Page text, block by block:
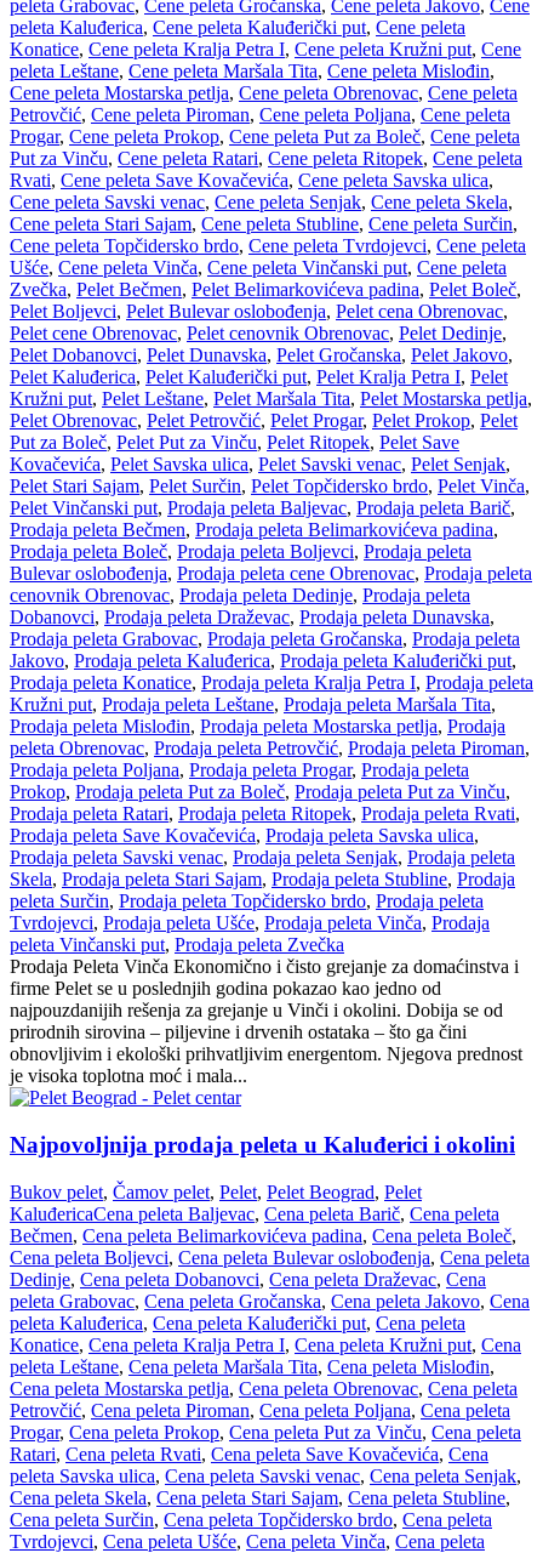
peleta Grabovac, Cene peleta Gročanska, Cene peleta Jakovo, Cene
peleta Kaluđerica, Cene peleta Kaluđerički put, Cene peleta
Konatice, Cene peleta Kralja Petra I, Cene peleta Kružni put, Cene
peleta Leštane, Cene peleta Maršala Tita, Cene peleta Mislođin,
Cene peleta Mostarska petlja, Cene peleta Obrenovac, Cene peleta
Petrovčić, Cene peleta Piroman, Cene peleta Poljana, Cene peleta
Progar, Cene peleta Prokop, Cene peleta Put za Boleč, Cene peleta
Put za Vinču, Cene peleta Ratari, Cene peleta Ritopek, Cene peleta
Rvati, Cene peleta Save Kovačevića, Cene peleta Savska ulica,
Cene peleta Savski venac, Cene peleta Senjak, Cene peleta Skela,
Cene peleta Stari Sajam, Cene peleta Stubline, Cene peleta Surčin,
Cene peleta Topčidersko brdo, Cene peleta Tvrdojevci, Cene peleta
Ušće, Cene peleta Vinča, Cene peleta Vinčanski put, Cene peleta
Zvečka, Pelet Bečmen, Pelet Belimarkovićeva padina, Pelet Boleč,
Pelet Boljevci, Pelet Bulevar oslobođenja, Pelet cena Obrenovac,
Pelet cene Obrenovac, Pelet cenovnik Obrenovac, Pelet Dedinje,
Pelet Dobanovci, Pelet Dunavska, Pelet Gročanska, Pelet Jakovo,
Pelet Kaluđerica, Pelet Kaluđerički put, Pelet Kralja Petra I, Pelet
Kružni put, Pelet Leštane, Pelet Maršala Tita, Pelet Mostarska petlja,
Pelet Obrenovac, Pelet Petrovčić, Pelet Progar, Pelet Prokop, Pelet
Put za Boleč, Pelet Put za Vinču, Pelet Ritopek, Pelet Save
Kovačevića, Pelet Savska ulica, Pelet Savski venac, Pelet Senjak,
Pelet Stari Sajam, Pelet Surčin, Pelet Topčidersko brdo, Pelet Vinča,
Pelet Vinčanski put, Prodaja peleta Baljevac, Prodaja peleta Barič,
Prodaja peleta Bečmen, Prodaja peleta Belimarkovićeva padina,
Prodaja peleta Boleč, Prodaja peleta Boljevci, Prodaja peleta
Bulevar oslobođenja, Prodaja peleta cene Obrenovac, Prodaja peleta
cenovnik Obrenovac, Prodaja peleta Dedinje, Prodaja peleta
Dobanovci, Prodaja peleta Draževac, Prodaja peleta Dunavska,
Prodaja peleta Grabovac, Prodaja peleta Gročanska, Prodaja peleta
Jakovo, Prodaja peleta Kaluđerica, Prodaja peleta Kaluđerički put,
Prodaja peleta Konatice, Prodaja peleta Kralja Petra I, Prodaja peleta
Kružni put, Prodaja peleta Leštane, Prodaja peleta Maršala Tita,
Prodaja peleta Mislođin, Prodaja peleta Mostarska petlja, Prodaja
peleta Obrenovac, Prodaja peleta Petrovčić, Prodaja peleta Piroman,
Prodaja peleta Poljana, Prodaja peleta Progar, Prodaja peleta
Prokop, Prodaja peleta Put za Boleč, Prodaja peleta Put za Vinču,
Prodaja peleta Ratari, Prodaja peleta Ritopek, Prodaja peleta Rvati,
Prodaja peleta Save Kovačevića, Prodaja peleta Savska ulica,
Prodaja peleta Savski venac, Prodaja peleta Senjak, Prodaja peleta
Skela, Prodaja peleta Stari Sajam, Prodaja peleta Stubline, Prodaja
peleta Surčin, Prodaja peleta Topčidersko brdo, Prodaja peleta
Tvrdojevci, Prodaja peleta Ušće, Prodaja peleta Vinča, Prodaja
peleta Vinčanski put, Prodaja peleta Zvečka
Prodaja Peleta Vinča Ekonomično i čisto grejanje za domaćinstva i
firme Pelet se u poslednjih godina pokazao kao jedno od
najpouzdanijih rešenja za grejanje u Vinči i okolini. Dobija se od
prirodnih sirovina – piljevine i drvenih ostataka – što ga čini
obnovljivim i ekološki prihvatljivim energentom. Njegova prednost
je visoka toplotna moć i mala...
Najpovoljnija prodaja peleta u Kaluđerici i okolini
Bukov pelet, Čamov pelet, Pelet, Pelet Beograd, Pelet
KaluđericaCena peleta Baljevac, Cena peleta Barič, Cena peleta
Bečmen, Cena peleta Belimarkovićeva padina, Cena peleta Boleč,
Cena peleta Boljevci, Cena peleta Bulevar oslobođenja, Cena peleta
Dedinje, Cena peleta Dobanovci, Cena peleta Draževac, Cena
peleta Grabovac, Cena peleta Gročanska, Cena peleta Jakovo, Cena
peleta Kaluđerica, Cena peleta Kaluđerički put, Cena peleta
Konatice, Cena peleta Kralja Petra I, Cena peleta Kružni put, Cena
peleta Leštane, Cena peleta Maršala Tita, Cena peleta Mislođin,
Cena peleta Mostarska petlja, Cena peleta Obrenovac, Cena peleta
Petrovčić, Cena peleta Piroman, Cena peleta Poljana, Cena peleta
Progar, Cena peleta Prokop, Cena peleta Put za Vinču, Cena peleta
Ratari, Cena peleta Rvati, Cena peleta Save Kovačevića, Cena
peleta Savska ulica, Cena peleta Savski venac, Cena peleta Senjak,
Cena peleta Skela, Cena peleta Stari Sajam, Cena peleta Stubline,
Cena peleta Surčin, Cena peleta Topčidersko brdo, Cena peleta
Tvrdojevci, Cena peleta Ušće, Cena peleta Vinča, Cena peleta